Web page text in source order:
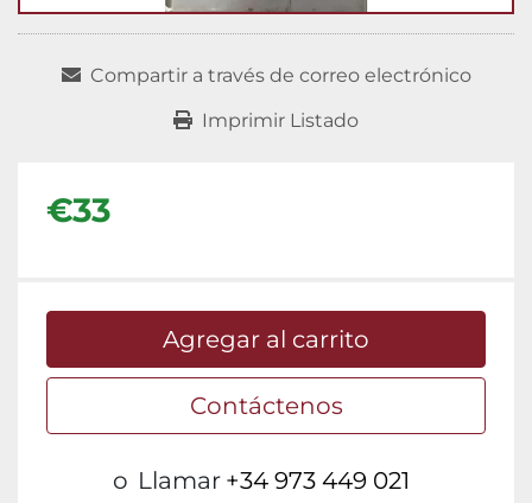
Compartir a través de correo electrónico
Imprimir Listado
€33
Agregar al carrito
Contáctenos
o Llamar +34 973 449 021